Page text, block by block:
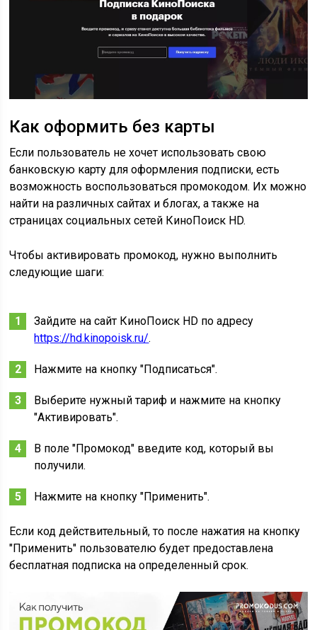
Как оформить без карты
Если пользователь не хочет использовать свою
банковскую карту для оформления подписки, есть
возможность воспользоваться промокодом. Их можно
найти на различных сайтах и блогах, а также на
страницах социальных сетей КиноПоиск HD.
Чтобы активировать промокод, нужно выполнить
следующие шаги:
Зайдите на сайт КиноПоиск HD по адресу
https://hd.kinopoisk.ru/.
Нажмите на кнопку "Подписаться".
Выберите нужный тариф и нажмите на кнопку
"Активировать".
В поле "Промокод" введите код, который вы
получили.
Нажмите на кнопку "Применить".
Если код действительный, то после нажатия на кнопку
"Применить" пользователю будет предоставлена
бесплатная подписка на определенный срок.